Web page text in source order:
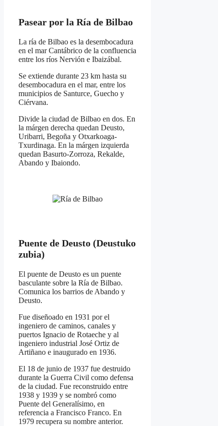
Pasear por la Ría de Bilbao
La ría de Bilbao es la desembocadura
en el mar Cantábrico de la confluencia
entre los ríos Nervión e Ibaizábal.
Se extiende durante 23 km hasta su
desembocadura en el mar, entre los
municipios de Santurce, Guecho y
Ciérvana.
Divide la ciudad de Bilbao en dos. En
la márgen derecha quedan Deusto,
Uribarri, Begoña y Otxarkoaga-
Txurdinaga. En la márgen izquierda
quedan Basurto-Zorroza, Rekalde,
Abando y Ibaiondo.
Puente de Deusto (Deustuko
zubia)
El puente de Deusto es un puente
basculante sobre la Ría de Bilbao.
Comunica los barrios de Abando y
Deusto.
Fue diseñoado en 1931 por el
ingeniero de caminos, canales y
puertos Ignacio de Rotaeche y al
ingeniero industrial José Ortiz de
Artiñano e inaugurado en 1936.
El 18 de junio de 1937 fue destruido
durante la Guerra Civil como defensa
de la ciudad. Fue reconstruido entre
1938 y 1939 y se nombró como
Puente del Generalísimo, en
referencia a Francisco Franco. En
1979 recupera su nombre anterior.